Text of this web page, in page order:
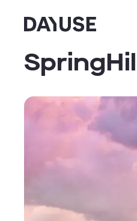
Dayuse